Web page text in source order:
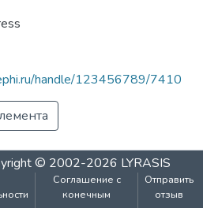
handle/123456789/7410
© 2002-2026 LYRASIS
Соглашение с
конечным
Отправить
отзыв